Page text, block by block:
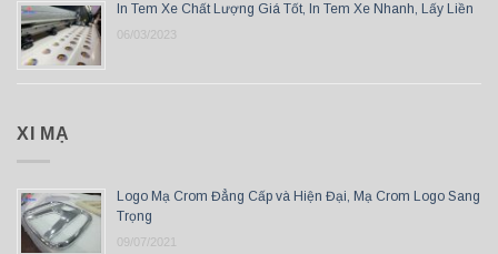
In Tem Xe Chất Lượng Giá Tốt, In Tem Xe Nhanh, Lấy Liền
06/03/2023
XI MẠ
Logo Mạ Crom Đẳng Cấp và Hiện Đại, Mạ Crom Logo Sang
Trọng
09/07/2021